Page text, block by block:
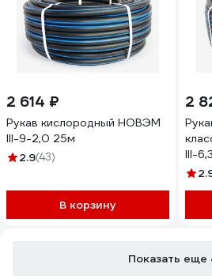
2 614 ₽
Рукав кислородный НОВЭМ
III-9-2,0 25м
2.9(43)
В корзину
2
III-
Показать еще